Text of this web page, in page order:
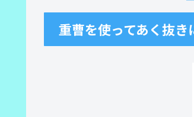
重曹を使ってあく抜き